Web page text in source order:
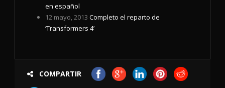
en español
12 mayo, 2013 Completo el reparto de
‘Transformers 4’
COMPARTIR